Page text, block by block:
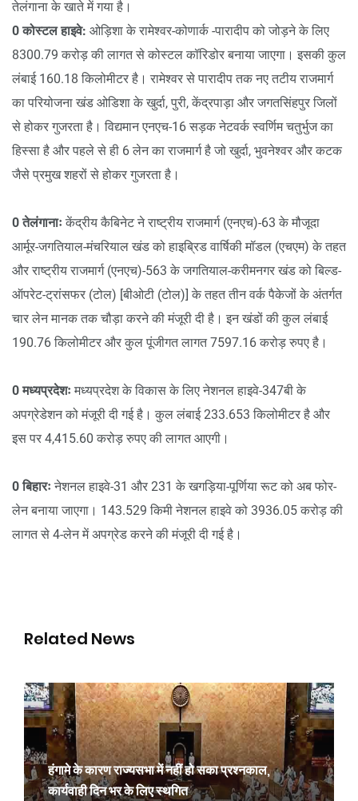
तेलंगाना के खाते में गया है।
0 कोस्टल हाइवे: ओड़िशा के रामेश्वर-कोणार्क -पारादीप को जोड़ने के लिए
8300.79 करोड़ की लागत से कोस्टल कॉरिडोर बनाया जाएगा। इसकी कुल
लंबाई 160.18 किलोमीटर है। रामेश्वर से पारादीप तक नए तटीय राजमार्ग
का परियोजना खंड ओडिशा के खुर्दा, पुरी, केंद्रपाड़ा और जगतसिंहपुर जिलों
से होकर गुजरता है। विद्यमान एनएच-16 सड़क नेटवर्क स्वर्णिम चतुर्भुज का
हिस्सा है और पहले से ही 6 लेन का राजमार्ग है जो खुर्दा, भुवनेश्वर और कटक
जैसे प्रमुख शहरों से होकर गुजरता है।
0 तेलंगानाः केंद्रीय कैबिनेट ने राष्ट्रीय राजमार्ग (एनएच)-63 के मौजूदा
आर्मूर-जगतियाल-मंचरियाल खंड को हाइब्रिड वार्षिकी मॉडल (एचएम) के तहत
और राष्ट्रीय राजमार्ग (एनएच)-563 के जगतियाल-करीमनगर खंड को बिल्ड-
ऑपरेट-ट्रांसफर (टोल) [बीओटी (टोल)] के तहत तीन वर्क पैकेजों के अंतर्गत
चार लेन मानक तक चौड़ा करने की मंजूरी दी है। इन खंडों की कुल लंबाई
190.76 किलोमीटर और कुल पूंजीगत लागत 7597.16 करोड़ रुपए है।
0 मध्यप्रदेशः मध्यप्रदेश के विकास के लिए नेशनल हाइवे-347बी के
अपग्रेडेशन को मंजूरी दी गई है। कुल लंबाई 233.653 किलोमीटर है और
इस पर 4,415.60 करोड़ रुपए की लागत आएगी।
0 बिहारः नेशनल हाइवे-31 और 231 के खगड़िया-पूर्णिया रूट को अब फोर-
लेन बनाया जाएगा। 143.529 किमी नेशनल हाइवे को 3936.05 करोड़ की
लागत से 4-लेन में अपग्रेड करने की मंजूरी दी गई है।
Related News
हंगामे के कारण राज्यसभा में नहीं हो सका प्रश्नकाल,
कार्यवाही दिन भर के लिए स्थगित